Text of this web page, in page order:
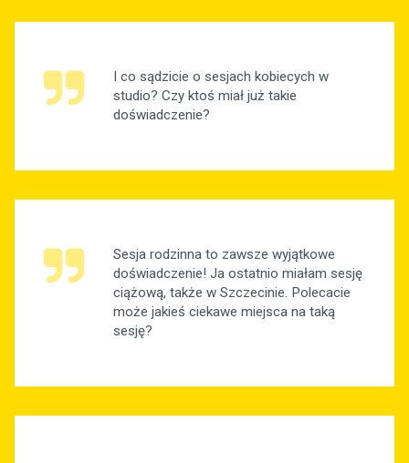
I co sądzicie o sesjach kobiecych w
studio? Czy ktoś miał już takie
doświadczenie?
Sesja rodzinna to zawsze wyjątkowe
doświadczenie! Ja ostatnio miałam sesję
ciążową, także w Szczecinie. Polecacie
może jakieś ciekawe miejsca na taką
sesję?